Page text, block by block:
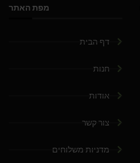
מפת האתר
דף הבית
חנות
אודות
צור קשר
מדניות משלוחים